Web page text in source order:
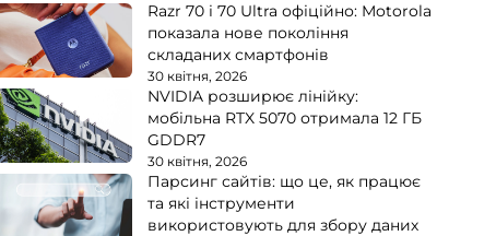
Razr 70 і 70 Ultra офіційно: Motorola
показала нове покоління
складаних смартфонів
30 квітня, 2026
NVIDIA розширює лінійку:
мобільна RTX 5070 отримала 12 ГБ
GDDR7
30 квітня, 2026
Парсинг сайтів: що це, як працює
та які інструменти
використовують для збору даних